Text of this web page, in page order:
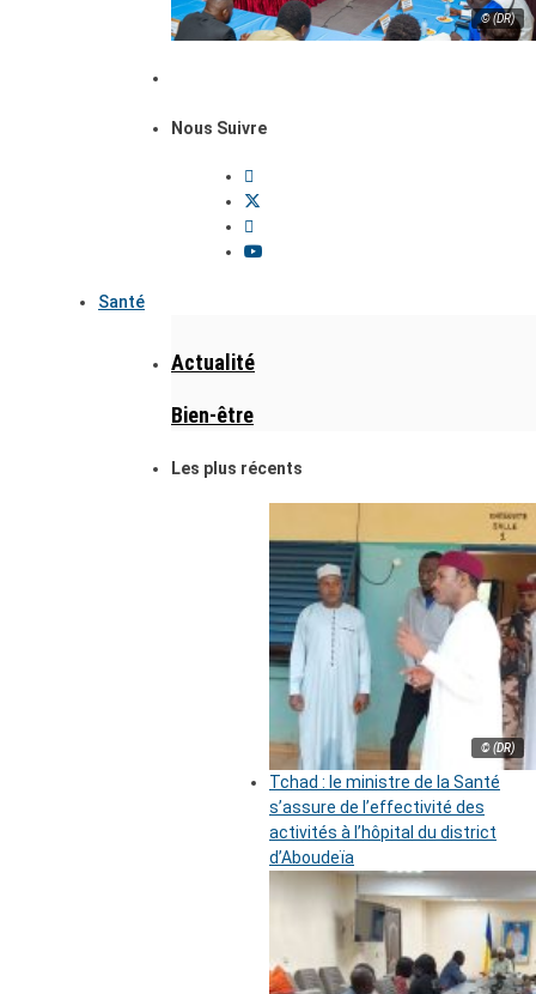
© (DR)
Nous Suivre
Santé
Actualité
Bien-être
Les plus récents
© (DR)
Tchad : le ministre de la Santé
s’assure de l’effectivité des
activités à l’hôpital du district
d’Aboudeïa